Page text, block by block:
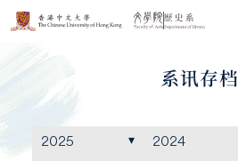
系讯存档
2025 2024